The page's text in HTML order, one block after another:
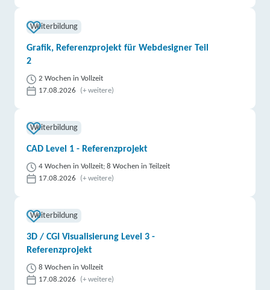
Weiterbildung
Grafik, Referenzprojekt für Webdesigner Teil
2
2 Wochen in Vollzeit
17.08.2026
(+ weitere)
Weiterbildung
CAD Level 1 - Referenzprojekt
4 Wochen in Vollzeit; 8 Wochen in Teilzeit
17.08.2026
(+ weitere)
Weiterbildung
3D / CGI Visualisierung Level 3 -
Referenzprojekt
8 Wochen in Vollzeit
17.08.2026
(+ weitere)